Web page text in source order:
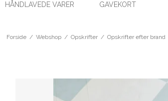
HÅNDLAVEDE VARER GAVEKORT
Forside / Webshop / Opskrifter / Opskrifter efter brand